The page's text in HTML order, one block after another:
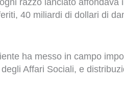
40 miliardi di dollari di
ha messo in campo
Affari Sociali, e